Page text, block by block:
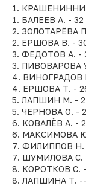
1.
1. БАЛЕЕВ А. - 32
2. ЗОЛОТАРЁВА
2. ЕРШОВА В. -
3. ФЕДОТОВ А. -
3. ПИВОВАРОВА
4. ВИНОГРАДОВ
4. ЕРШОВА Т. -
5. ЛАПШИН М. -
5. ЧЕРНОВА О. -
6. КОВАЛЁВ А. -
6. МАКСИМОВА
7. ФИЛИППОВ Н.
7. ШУМИЛОВА С.
8. КОРОТКОВ С. -
8. ЛАПШИНА Т. --